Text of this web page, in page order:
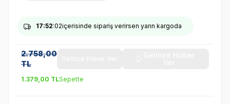
17:52:01içerisinde sipariş verirsen yarın kargoda
2.758,00
TL
1.379,00 TLSepette